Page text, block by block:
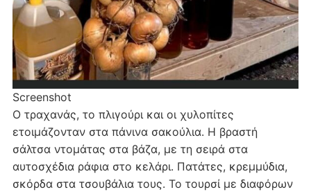
Screenshot
Ο τραχανάς, το πλιγούρι και οι χυλοπίτες
ετοιμάζονταν στα πάνινα σακούλια. Η βραστή
σάλτσα ντομάτας στα βάζα, με τη σειρά στα
αυτοσχέδια ράφια στο κελάρι. Πατάτες, κρεμμύδια,
σκόρδα στα τσουβάλια τους. Το τουρσί με διαφόρων